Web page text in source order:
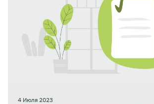
4 Июля 2023